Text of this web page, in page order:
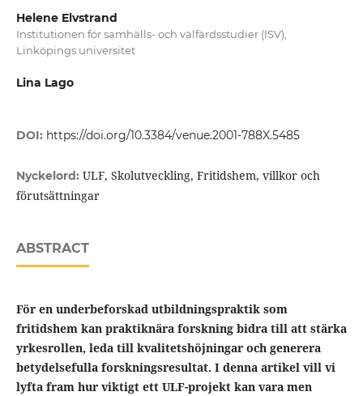
Helene Elvstrand
Institutionen för samhälls- och välfärdsstudier (ISV),
Linköpings universitet
Lina Lago
DOI: https://doi.org/10.3384/venue.2001-788X.5485
Nyckelord: ULF, Skolutveckling, Fritidshem, villkor och
förutsättningar
ABSTRACT
För en underbeforskad utbildningspraktik som
fritidshem kan praktiknära forskning bidra till att stärka
yrkesrollen, leda till kvalitetshöjningar och generera
betydelsefulla forskningsresultat. I denna artikel vill vi
lyfta fram hur viktigt ett ULF-projekt kan vara men